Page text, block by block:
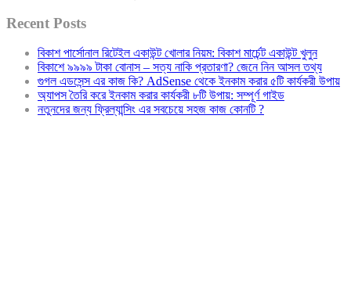
Recent Posts
বিকাশ পার্সোনাল রিটেইল একাউন্ট খোলার নিয়ম: বিকাশ মার্চেন্ট একাউন্ট খুলুন
বিকাশে ৯৯৯৯ টাকা বোনাস – সত্য নাকি প্রতারণা? জেনে নিন আসল তথ্য
গুগল এডসেন্স এর কাজ কি? AdSense থেকে ইনকাম করার ৫টি কার্যকরী উপায়
অ্যাপস তৈরি করে ইনকাম করার কার্যকরী ৮টি উপায়: সম্পূর্ণ গাইড
নতুনদের জন্য ফ্রিল্যান্সিং এর সবচেয়ে সহজ কাজ কোনটি ?